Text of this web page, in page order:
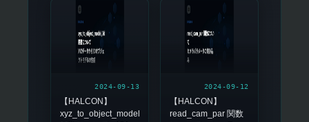
2024-09-13
【HALCON】
xyz_to_object_model_3d
2024-09-12
【HALCON】
read_cam_par 関数